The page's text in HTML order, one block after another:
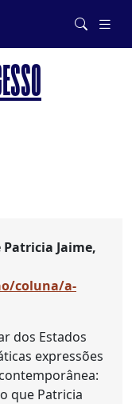
Jaime,
coluna/a-
dos Estados
expressões
que Patricia